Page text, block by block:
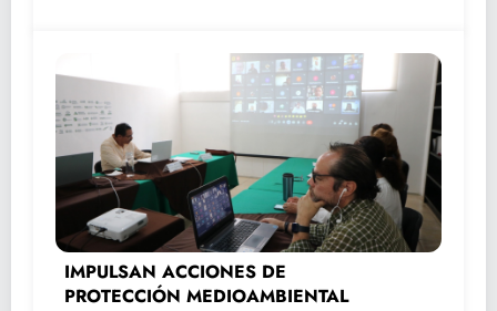
IMPULSAN ACCIONES DE
PROTECCIÓN MEDIOAMBIENTAL